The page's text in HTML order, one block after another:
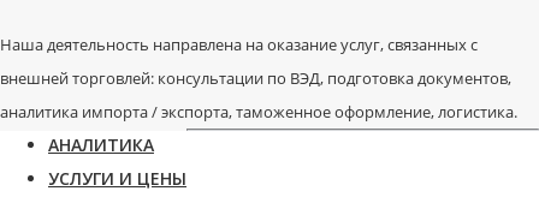
Наша деятельность направлена на оказание услуг, связанных с
внешней торговлей: консультации по ВЭД, подготовка документов,
аналитика импорта / экспорта, таможенное оформление, логистика.
АНАЛИТИКА
УСЛУГИ И ЦЕНЫ